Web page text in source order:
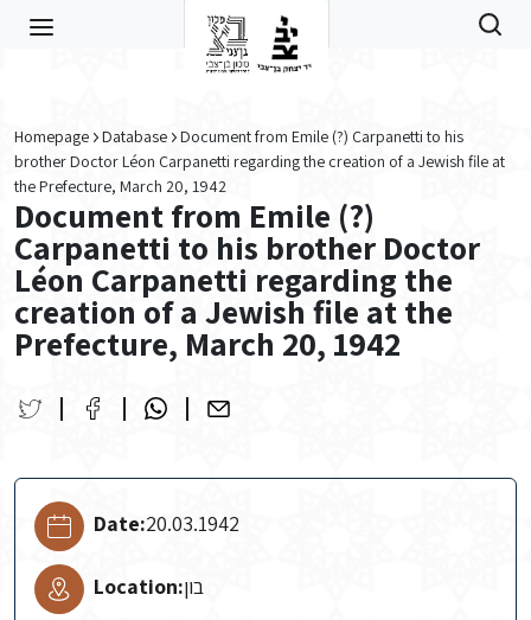
Homepage Database
Document from Emile (?) Carpanetti to his
brother Doctor Léon Carpanetti regarding the creation of a Jewish file at
the Prefecture, March 20, 1942
Document from Emile (?)
Carpanetti to his brother Doctor
Léon Carpanetti regarding the
creation of a Jewish file at the
Prefecture, March 20, 1942
Date:20.03.1942
Location:בון